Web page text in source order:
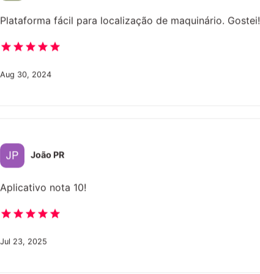
Plataforma fácil para localização de maquinário. Gostei!
Aug 30, 2024
João PR
Aplicativo nota 10!
Jul 23, 2025